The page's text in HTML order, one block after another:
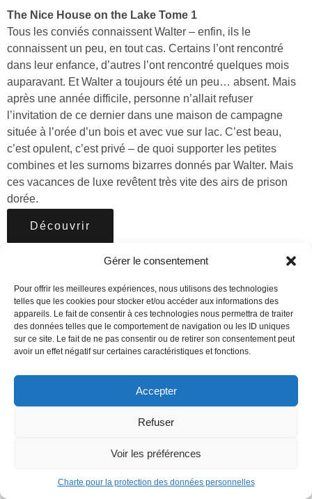
Gérer le consentement
Pour offrir les meilleures expériences, nous utilisons des technologies
telles que les cookies pour stocker et/ou accéder aux informations des
appareils. Le fait de consentir à ces technologies nous permettra de traiter
des données telles que le comportement de navigation ou les ID uniques
sur ce site. Le fait de ne pas consentir ou de retirer son consentement peut
avoir un effet négatif sur certaines caractéristiques et fonctions.
Accepter
Refuser
Voir les préférences
Charte pour la protection des données personnelles
The Nice House on the Lake Tome 1
Tous les conviés connaissent Walter – enfin, ils le
connaissent un peu, en tout cas. Certains l’ont rencontré
dans leur enfance, d’autres l’ont rencontré quelques mois
auparavant. Et Walter a toujours été un peu… absent. Mais
après une année difficile, personne n’allait refuser
l’invitation de ce dernier dans une maison de campagne
située à l’orée d’un bois et avec vue sur lac. C’est beau,
c’est opulent, c’est privé – de quoi supporter les petites
combines et les surnoms bizarres donnés par Walter. Mais
ces vacances de luxe revêtent très vite des airs de prison
dorée.
Découvrir